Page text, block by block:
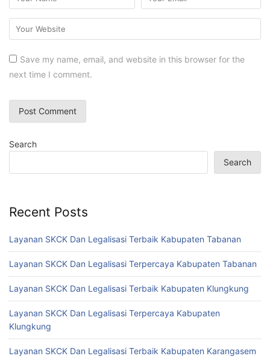
Save my name, email, and website in this browser for the
next time I comment.
Search
Search
Recent Posts
Layanan SKCK Dan Legalisasi Terbaik Kabupaten Tabanan
Layanan SKCK Dan Legalisasi Terpercaya Kabupaten Tabanan
Layanan SKCK Dan Legalisasi Terbaik Kabupaten Klungkung
Layanan SKCK Dan Legalisasi Terpercaya Kabupaten
Klungkung
Layanan SKCK Dan Legalisasi Terbaik Kabupaten Karangasem